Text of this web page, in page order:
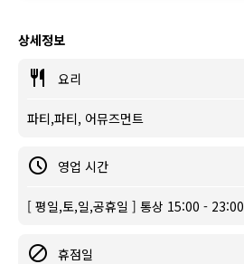
상세정보
요리
파티,파티, 어뮤즈먼트
영업 시간
[ 평일,토,일,공휴일 ] 통상 15:00 - 23:00
휴점일